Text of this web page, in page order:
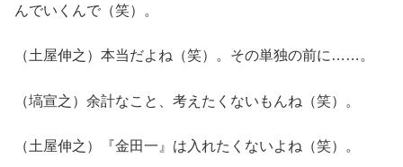
んでいくんで（笑）。
（土屋伸之）本当だよね（笑）。その単独の前に……。
（塙宣之）余計なこと、考えたくないもんね（笑）。
（土屋伸之）『金田一』は入れたくないよね（笑）。